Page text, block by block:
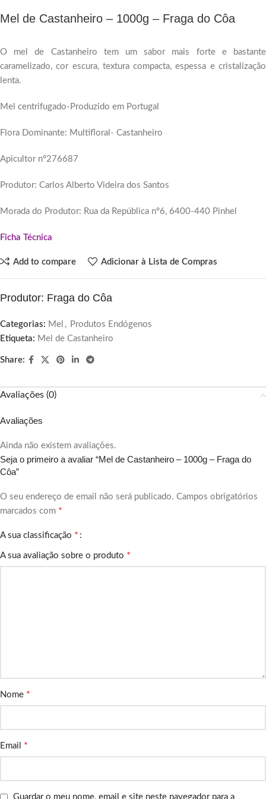
Mel de Castanheiro – 1000g – Fraga do Côa
O mel de Castanheiro tem um sabor mais forte e bastante
caramelizado, cor escura, textura compacta, espessa e cristalização
lenta.
Mel centrifugado-Produzido em Portugal
Flora Dominante: Multifloral- Castanheiro
Apicultor nº276687
Produtor: Carlos Alberto Videira dos Santos
Morada do Produtor: Rua da República nº6, 6400-440 Pinhel
Ficha Técnica
Add to compare Adicionar à Lista de Compras
Produtor: Fraga do Côa
Categorias: Mel , Produtos Endógenos
Etiqueta: Mel de Castanheiro
Share:
Avaliações (0)
Avaliações
Ainda não existem avaliações.
Seja o primeiro a avaliar “Mel de Castanheiro – 1000g – Fraga do
Côa”
O seu endereço de email não será publicado. Campos obrigatórios
marcados com *
A sua classificação *
A sua avaliação sobre o produto *
Nome *
Email *
Guardar o meu nome, email e site neste navegador para a